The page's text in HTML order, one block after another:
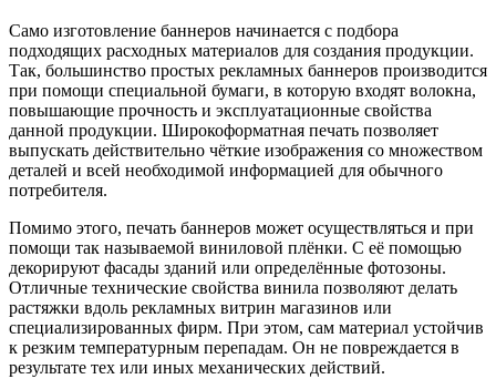
Само изготовление баннеров начинается с подбора
подходящих расходных материалов для создания продукции.
Так, большинство простых рекламных баннеров производится
при помощи специальной бумаги, в которую входят волокна,
повышающие прочность и эксплуатационные свойства
данной продукции. Широкоформатная печать позволяет
выпускать действительно чёткие изображения со множеством
деталей и всей необходимой информацией для обычного
потребителя.
Помимо этого, печать баннеров может осуществляться и при
помощи так называемой виниловой плёнки. С её помощью
декорируют фасады зданий или определённые фотозоны.
Отличные технические свойства винила позволяют делать
растяжки вдоль рекламных витрин магазинов или
специализированных фирм. При этом, сам материал устойчив
к резким температурным перепадам. Он не повреждается в
результате тех или иных механических действий.